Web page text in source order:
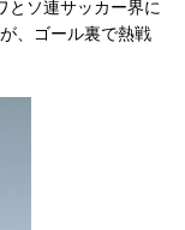
とソ連サッカー界に
、ゴール裏で熱戦